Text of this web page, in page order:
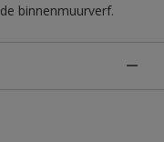
binnenmuurverf.